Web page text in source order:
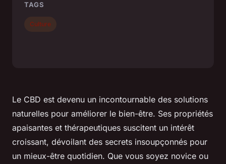
Le CBD est devenu un incontournable des solutions
naturelles pour améliorer le bien-être. Ses propriétés
apaisantes et thérapeutiques suscitent un intérêt
croissant, dévoilant des secrets insoupçonnés pour
un mieux-être quotidien. Que vous soyez novice ou
TAGS
Culture